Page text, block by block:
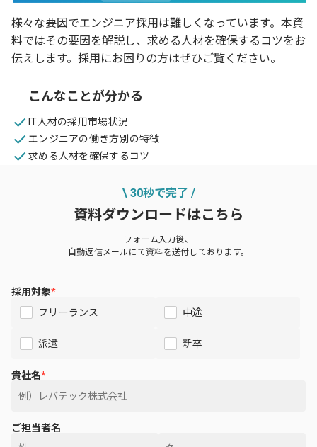
様々な要因でエンジニア採用は難しくなっています。本資
料ではその要因を解説し、求める人材を確保するコツをお
伝えします。採用にお困りの方はぜひご覧ください。
こんなことが分かる
IT人材の採用市場状況
エンジニアの働き方別の特徴​
求める人材を確保するコツ
\ 30秒で完了 /
資料ダウンロードはこちら
フォーム入力後、
自動返信メールにて資料を送付しております。
採用対象*
フリーランス
中途
派遣 新卒
貴社名*
ご担当者名